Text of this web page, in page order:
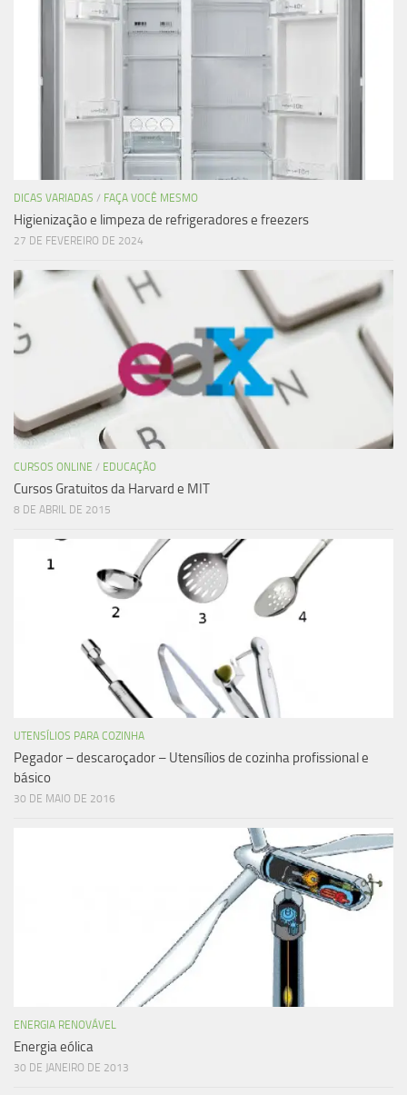
DICAS VARIADAS / FAÇA VOCÊ MESMO
Higienização e limpeza de refrigeradores e freezers
27 DE FEVEREIRO DE 2024
CURSOS ONLINE / EDUCAÇÃO
Cursos Gratuitos da Harvard e MIT
8 DE ABRIL DE 2015
UTENSÍLIOS PARA COZINHA
Pegador – descaroçador – Utensílios de cozinha profissional e
básico
30 DE MAIO DE 2016
ENERGIA RENOVÁVEL
Energia eólica
30 DE JANEIRO DE 2013